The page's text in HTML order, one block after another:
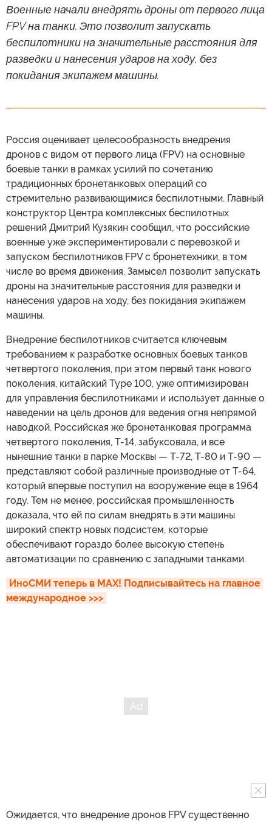
Военные начали внедрять дроны от первого лица
FPV на танки. Это позволит запускать
беспилотники на значительные расстояния для
разведки и нанесения ударов на ходу, без
покидания экипажем машины.
Россия оценивает целесообразность внедрения
дронов с видом от первого лица (FPV) на основные
боевые танки в рамках усилий по сочетанию
традиционных бронетанковых операций со
стремительно развивающимися беспилотными. Главный
конструктор Центра комплексных беспилотных
решений Дмитрий Кузякин сообщил, что российские
военные уже экспериментировали с перевозкой и
запуском беспилотников FPV с бронетехники, в том
числе во время движения. Замысел позволит запускать
дроны на значительные расстояния для разведки и
нанесения ударов на ходу, без покидания экипажем
машины.
Внедрение беспилотников считается ключевым
требованием к разработке основных боевых танков
четвертого поколения, при этом первый танк нового
поколения, китайский Type 100, уже оптимизирован
для управления беспилотниками и использует данные о
наведении на цель дронов для ведения огня непрямой
наводкой. Российская же бронетанковая программа
четвертого поколения, Т-14, забуксовала, и все
нынешние танки в парке Москвы — Т-72, Т-80 и Т-90 —
представляют собой различные производные от Т-64,
который впервые поступил на вооружение еще в 1964
году. Тем не менее, российская промышленность
доказала, что ей по силам внедрять в эти машины
широкий спектр новых подсистем, которые
обеспечивают гораздо более высокую степень
автоматизации по сравнению с западными танками.
ИноСМИ теперь в MAX! Подписывайтесь на главное
международное >>>
Ожидается, что внедрение дронов FPV существенно